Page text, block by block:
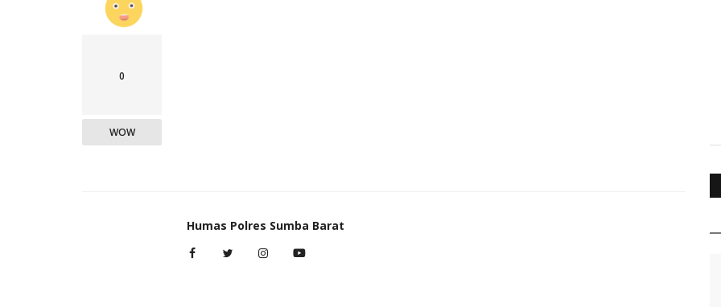
0
WOW
Humas Polres Sumba Barat